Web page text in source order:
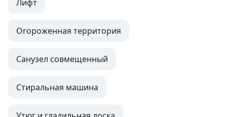
Лифт
Огороженная территория
Санузел совмещенный
Стиральная машина